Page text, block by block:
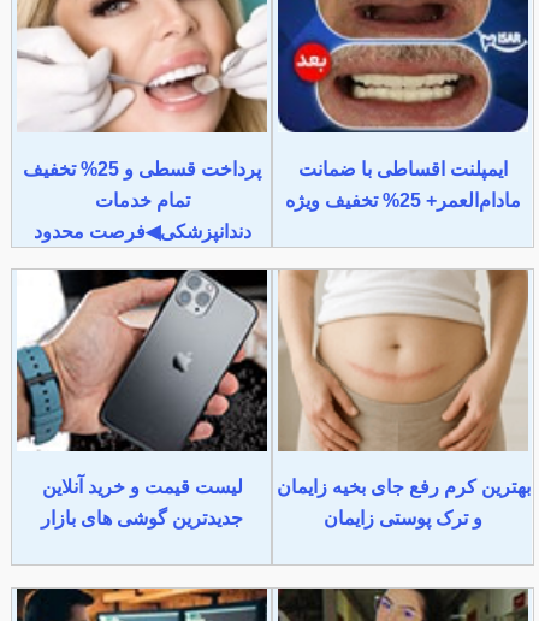
ایمپلنت اقساطی با ضمانت
مادام‌العمر+ 25% تخفیف ویژه
پرداخت قسطی و 25% تخفیف
تمام خدمات
دندانپزشکی◀فرصت محدود
بهترین کرم رفع جای بخیه زایمان
و ترک پوستی زایمان
لیست قیمت و خرید آنلاین
جدیدترین گوشی های بازار